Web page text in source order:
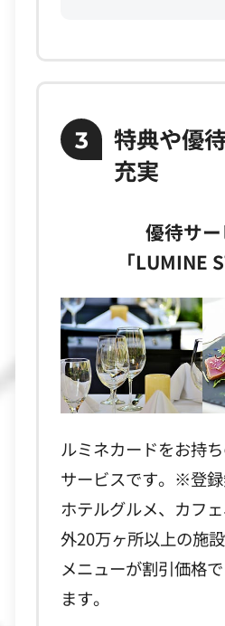
3
特典や優
充実
優待サ
「LUMINE
ルミネカードをお持
サービスです。※登
ホテルグルメ、カフ
外20万ヶ所以上の施
メニューが割引価格
ます。